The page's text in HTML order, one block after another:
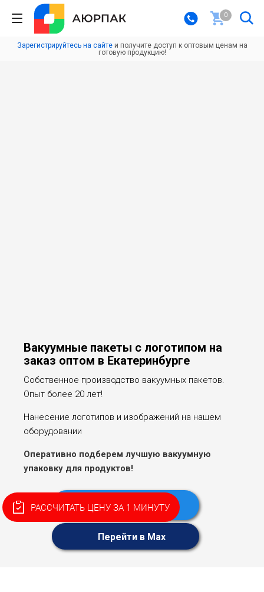
0
Зарегистрируйтесь на сайтеи получите доступ к оптовым ценам на
готовую продукцию!
Вакуумные пакеты с логотипом на
заказ оптом в Екатеринбурге
Собственное производство вакуумных пакетов.
Опыт более 20 лет!
Нанесение логотипов и изображений на нашем
оборудовании
Оперативно подберем лучшую вакуумную
упаковку для продуктов!
Перейти в Telegram
Перейти в Max
РАССЧИТАТЬ ЦЕНУ ЗА 1 МИНУТУ